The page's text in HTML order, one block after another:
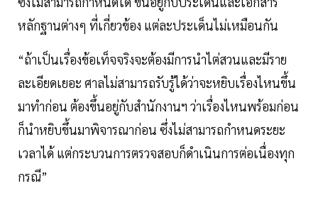
หลักฐานต่างๆ ที่เกี่ยวข้อง แต่ละประเด็นไม่เหมือนกัน
“ถ้าเป็นเรื่องข้อเท็จจริงจะต้องมีการนำไต่สวนและมีราย
ละเอียดเยอะ ศาลไม่สามารถรับรู้ได้ว่าจะหยิบเรื่องไหนขึ้น
มาทำก่อน ต้องขึ้นอยู่กับสำนักงานฯ ว่าเรื่องไหนพร้อมก่อน
ก็นำหยิบขึ้นมาพิจารณาก่อน ซึ่งไม่สามารถกำหนดระยะ
เวลาได้ แต่กระบวนการตรวจสอบก็ดำเนินการต่อเนื่องทุก
กรณี”